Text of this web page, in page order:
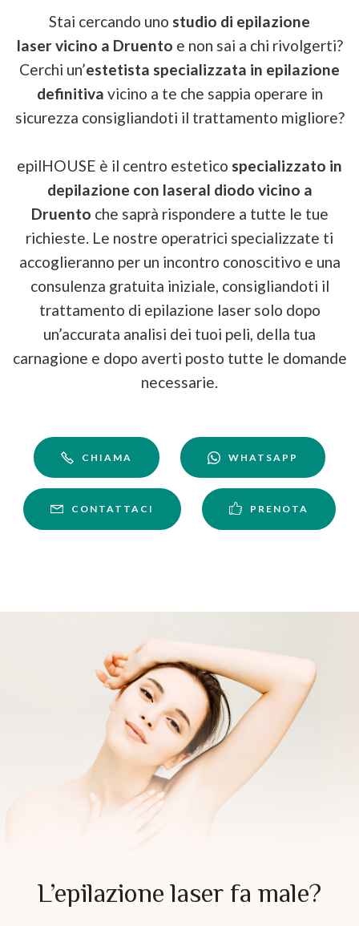
Stai cercando uno studio di epilazione
laser vicino a Druento e non sai a chi rivolgerti?
Cerchi un’estetista specializzata in epilazione
definitiva vicino a te che sappia operare in
sicurezza consigliandoti il trattamento migliore?
epilHOUSE è il centro estetico specializzato in
depilazione con laseral diodo vicino a
Druento che saprà rispondere a tutte le tue
richieste. Le nostre operatrici specializzate ti
accoglieranno per un incontro conoscitivo e una
consulenza gratuita iniziale, consigliandoti il
trattamento di epilazione laser solo dopo
un’accurata analisi dei tuoi peli, della tua
carnagione e dopo averti posto tutte le domande
necessarie.
CHIAMA WHATSAPP
CONTATTACI PRENOTA
L’epilazione laser fa male?